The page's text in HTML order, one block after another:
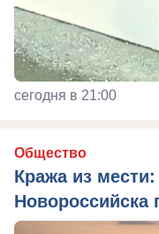
сегодня в 21:00
Общество
Кража из
Новороссийска